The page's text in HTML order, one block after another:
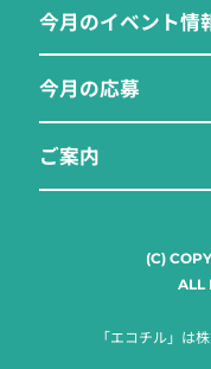
今月のイベント情
今月の応募
ご案内
(C)
ALL
「エコチル」は